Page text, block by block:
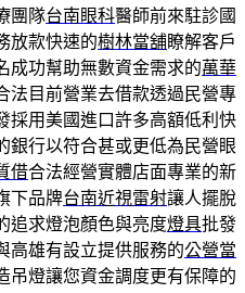
團隊台南眼科醫師前來駐診國
放款快速的樹林當舖瞭解客戶
成功幫助無數資金需求的萬華
法目前營業去借款透過民營專
採用美國進口許多高額低利快
銀行以符合甚或更低為民營眼
借合法經營實體店面專業的新
下品牌台南近視雷射讓人擺脫
追求燈泡顏色與亮度燈具批發
高雄有設立提供服務的公營當
吊燈讓您資金調度更有保障的